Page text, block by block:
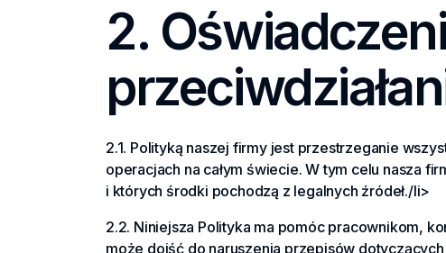
2.
2.1. Polityką naszej firmy jest przestrzeganie
operacjach na całym świecie. W tym celu nasza
i których środki pochodzą z legalnych źródeł./li>
2.2. Niniejsza Polityka ma pomóc pracownikom,
może dojść do naruszenia przepisów